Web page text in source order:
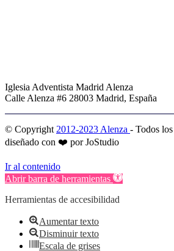
Iglesia Adventista Madrid Alenza
Calle Alenza #6 28003 Madrid, España
© Copyright 2012-2023 Alenza - Todos
diseñado con ❤️ por JoStudio
Ir al contenido
Abrir barra de herramientas
Herramientas de accesibilidad
Aumentar texto
Disminuir texto
Escala de grises